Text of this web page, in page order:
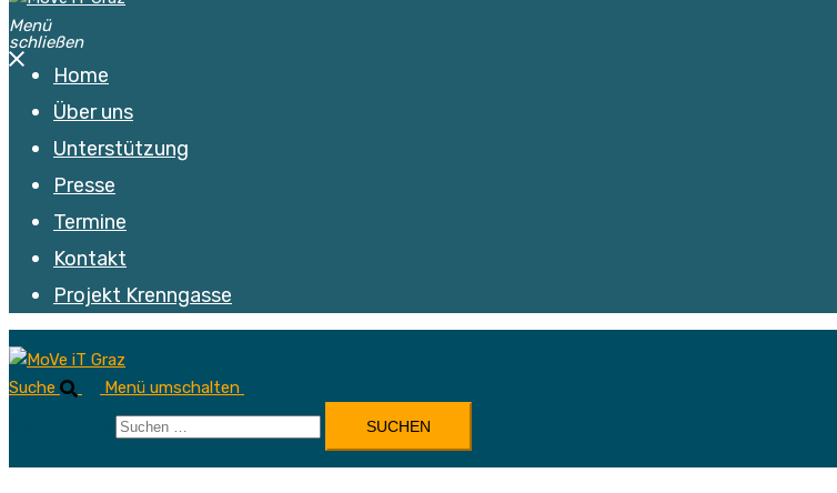
Menü
schließen
Home
Über uns
Unterstützung
Presse
Termine
Kontakt
Projekt Krenngasse
Suche
Menü umschalten